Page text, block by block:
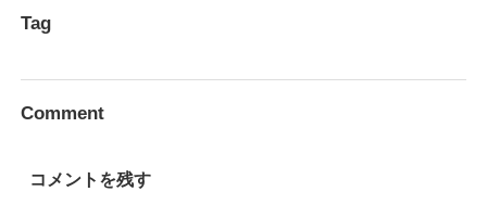
Tag
Comment
コメントを残す